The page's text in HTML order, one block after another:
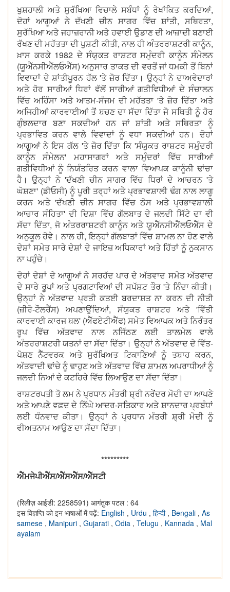
ਖੁਸ਼ਹਾਲੀ ਅਤੇ ਸੁਰੱਖਿਆ ਵਿਚਾਲੇ ਸਬੰਧਾਂ ਨੂੰ ਰੇਖਾਂਕਿਤ ਕਰਦਿਆਂ,
ਦੋਹਾਂ ਆਗੂਆਂ ਨੇ ਦੱਖਣੀ ਚੀਨ ਸਾਗਰ ਵਿੱਚ ਸ਼ਾਂਤੀ, ਸਥਿਰਤਾ,
ਸੁਰੱਖਿਆ ਅਤੇ ਜਹਾਜ਼ਰਾਨੀ ਅਤੇ ਹਵਾਈ ਉਡਾਣ ਦੀ ਆਜ਼ਾਦੀ ਬਣਾਈ
ਰੱਖਣ ਦੀ ਮਹੱਤਤਾ ਦੀ ਪੁਸ਼ਟੀ ਕੀਤੀ, ਨਾਲ ਹੀ ਅੰਤਰਰਾਸ਼ਟਰੀ ਕਾਨੂੰਨ,
ਖ਼ਾਸ ਕਰਕੇ 1982 ਦੇ ਸੰਯੁਕਤ ਰਾਸ਼ਟਰ ਸਮੁੰਦਰੀ ਕਾਨੂੰਨ ਸੰਮੇਲਨ
(ਯੂਐੱਨਸੀਐੱਲਓਐੱਸ) ਅਨੁਸਾਰ ਤਾਕਤ ਦੀ ਵਰਤੋਂ ਜਾਂ ਧਮਕੀ ਤੋਂ ਬਿਨਾਂ
ਵਿਵਾਦਾਂ ਦੇ ਸ਼ਾਂਤੀਪੂਰਨ ਹੱਲ 'ਤੇ ਜ਼ੋਰ ਦਿੱਤਾ। ਉਨ੍ਹਾਂ ਨੇ ਦਾਅਵੇਦਾਰਾਂ
ਅਤੇ ਹੋਰ ਸਾਰੀਆਂ ਧਿਰਾਂ ਵੱਲੋਂ ਸਾਰੀਆਂ ਗਤੀਵਿਧੀਆਂ ਦੇ ਸੰਚਾਲਨ
ਵਿੱਚ ਅਹਿੰਸਾ ਅਤੇ ਆਤਮ-ਸੰਜਮ ਦੀ ਮਹੱਤਤਾ 'ਤੇ ਜ਼ੋਰ ਦਿੱਤਾ ਅਤੇ
ਅਜਿਹੀਆਂ ਕਾਰਵਾਈਆਂ ਤੋਂ ਬਚਣ ਦਾ ਸੱਦਾ ਦਿੱਤਾ ਜੋ ਸਥਿਤੀ ਨੂੰ ਹੋਰ
ਗੁੰਝਲਦਾਰ ਬਣਾ ਸਕਦੀਆਂ ਹਨ ਜਾਂ ਸ਼ਾਂਤੀ ਅਤੇ ਸਥਿਰਤਾ ਨੂੰ
ਪ੍ਰਭਾਵਿਤ ਕਰਨ ਵਾਲੇ ਵਿਵਾਦਾਂ ਨੂੰ ਵਧਾ ਸਕਦੀਆਂ ਹਨ। ਦੋਹਾਂ
ਆਗੂਆਂ ਨੇ ਇਸ ਗੱਲ 'ਤੇ ਜ਼ੋਰ ਦਿੱਤਾ ਕਿ 'ਸੰਯੁਕਤ ਰਾਸ਼ਟਰ ਸਮੁੰਦਰੀ
ਕਾਨੂੰਨ ਸੰਮੇਲਨ' ਮਹਾਸਾਗਰਾਂ ਅਤੇ ਸਮੁੰਦਰਾਂ ਵਿੱਚ ਸਾਰੀਆਂ
ਗਤੀਵਿਧੀਆਂ ਨੂੰ ਨਿਯੰਤਰਿਤ ਕਰਨ ਵਾਲਾ ਵਿਆਪਕ ਕਾਨੂੰਨੀ ਢਾਂਚਾ
ਹੈ। ਉਨ੍ਹਾਂ ਨੇ 'ਦੱਖਣੀ ਚੀਨ ਸਾਗਰ ਵਿੱਚ ਧਿਰਾਂ ਦੇ ਆਚਰਨ 'ਤੇ
ਘੋਸ਼ਣਾ' (ਡੀਓਸੀ) ਨੂੰ ਪੂਰੀ ਤਰ੍ਹਾਂ ਅਤੇ ਪ੍ਰਭਾਵਸ਼ਾਲੀ ਢੰਗ ਨਾਲ ਲਾਗੂ
ਕਰਨ ਅਤੇ 'ਦੱਖਣੀ ਚੀਨ ਸਾਗਰ ਵਿੱਚ ਠੋਸ ਅਤੇ ਪ੍ਰਭਾਵਸ਼ਾਲੀ
ਆਚਾਰ ਸੰਹਿਤਾ' ਦੀ ਦਿਸ਼ਾ ਵਿੱਚ ਗੱਲਬਾਤ ਦੇ ਜਲਦੀ ਸਿੱਟੇ ਦਾ ਵੀ
ਸੱਦਾ ਦਿੱਤਾ, ਜੋ ਅੰਤਰਰਾਸ਼ਟਰੀ ਕਾਨੂੰਨ ਅਤੇ ਯੂਐੱਨਸੀਐੱਲਓਐੱਸ ਦੇ
ਅਨੁਕੂਲ ਹੋਵੇ। ਨਾਲ ਹੀ, ਇਨ੍ਹਾਂ ਗੱਲਬਾਤਾਂ ਵਿੱਚ ਸ਼ਾਮਲ ਨਾ ਹੋਣ ਵਾਲੇ
ਦੇਸ਼ਾਂ ਸਮੇਤ ਸਾਰੇ ਦੇਸ਼ਾਂ ਦੇ ਜਾਇਜ਼ ਅਧਿਕਾਰਾਂ ਅਤੇ ਹਿੱਤਾਂ ਨੂੰ ਨੁਕਸਾਨ
ਨਾ ਪਹੁੰਚੇ।
ਦੋਹਾਂ ਦੇਸ਼ਾਂ ਦੇ ਆਗੂਆਂ ਨੇ ਸਰਹੱਦ ਪਾਰ ਦੇ ਅੱਤਵਾਦ ਸਮੇਤ ਅੱਤਵਾਦ
ਦੇ ਸਾਰੇ ਰੂਪਾਂ ਅਤੇ ਪ੍ਰਗਟਾਵਿਆਂ ਦੀ ਸਪੱਸ਼ਟ ਤੌਰ 'ਤੇ ਨਿੰਦਾ ਕੀਤੀ।
ਉਨ੍ਹਾਂ ਨੇ ਅੱਤਵਾਦ ਪ੍ਰਤੀ ਕਤਈ ਬਰਦਾਸ਼ਤ ਨਾ ਕਰਨ ਦੀ ਨੀਤੀ
(ਜ਼ੀਰੋ-ਟੌਲਰੈਂਸ) ਅਪਣਾਉਂਦਿਆਂ, ਸੰਯੁਕਤ ਰਾਸ਼ਟਰ ਅਤੇ 'ਵਿੱਤੀ
ਕਾਰਵਾਈ ਕਾਰਜ ਬਲ' (ਐੱਫਏਟੀਐੱਫ) ਸਮੇਤ ਵਿਆਪਕ ਅਤੇ ਨਿਰੰਤਰ
ਰੂਪ ਵਿੱਚ ਅੱਤਵਾਦ ਨਾਲ ਨਜਿੱਠਣ ਲਈ ਤਾਲਮੇਲ ਵਾਲੇ
ਅੰਤਰਰਾਸ਼ਟਰੀ ਯਤਨਾਂ ਦਾ ਸੱਦਾ ਦਿੱਤਾ। ਉਨ੍ਹਾਂ ਨੇ ਅੱਤਵਾਦ ਦੇ ਵਿੱਤ-
ਪੋਸ਼ਣ ਨੈੱਟਵਰਕ ਅਤੇ ਸੁਰੱਖਿਅਤ ਟਿਕਾਣਿਆਂ ਨੂੰ ਤਬਾਹ ਕਰਨ,
ਅੱਤਵਾਦੀ ਢਾਂਚੇ ਨੂੰ ਢਾਹੁਣ ਅਤੇ ਅੱਤਵਾਦ ਵਿੱਚ ਸ਼ਾਮਲ ਅਪਰਾਧੀਆਂ ਨੂੰ
ਜਲਦੀ ਨਿਆਂ ਦੇ ਕਟਹਿਰੇ ਵਿੱਚ ਲਿਆਉਣ ਦਾ ਸੱਦਾ ਦਿੱਤਾ।
ਰਾਸ਼ਟਰਪਤੀ ਤੋ ਲਮ ਨੇ ਪ੍ਰਧਾਨ ਮੰਤਰੀ ਸ਼੍ਰੀ ਨਰੇਂਦਰ ਮੋਦੀ ਦਾ ਆਪਣੇ
ਅਤੇ ਆਪਣੇ ਵਫ਼ਦ ਦੇ ਨਿੱਘੇ ਆਦਰ-ਸਤਿਕਾਰ ਅਤੇ ਸ਼ਾਨਦਾਰ ਪ੍ਰਬੰਧਾਂ
ਲਈ ਧੰਨਵਾਦ ਕੀਤਾ। ਉਨ੍ਹਾਂ ਨੇ ਪ੍ਰਧਾਨ ਮੰਤਰੀ ਸ਼੍ਰੀ ਮੋਦੀ ਨੂੰ
ਵੀਅਤਨਾਮ ਆਉਣ ਦਾ ਸੱਦਾ ਦਿੱਤਾ।
*********
ਐੱਮਜੇਪੀਐੱਸ/ਐੱਸਐੱਸ/ਐੱਸਟੀ
(रिलीज़ आईडी: 2258591) आगंतुक पटल : 64
इस विज्ञप्ति को इन भाषाओं में पढ़ें: English , Urdu , हिन्दी , Bengali , As
samese , Manipuri , Gujarati , Odia , Telugu , Kannada , Mal
ayalam